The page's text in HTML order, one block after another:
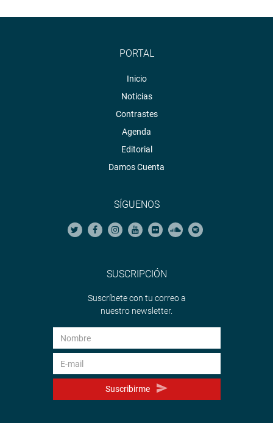
PORTAL
Inicio
Noticias
Contrastes
Agenda
Editorial
Damos Cuenta
SÍGUENOS
SUSCRIPCIÓN
Suscríbete con tu correo a
nuestro newsletter.
Suscribirme